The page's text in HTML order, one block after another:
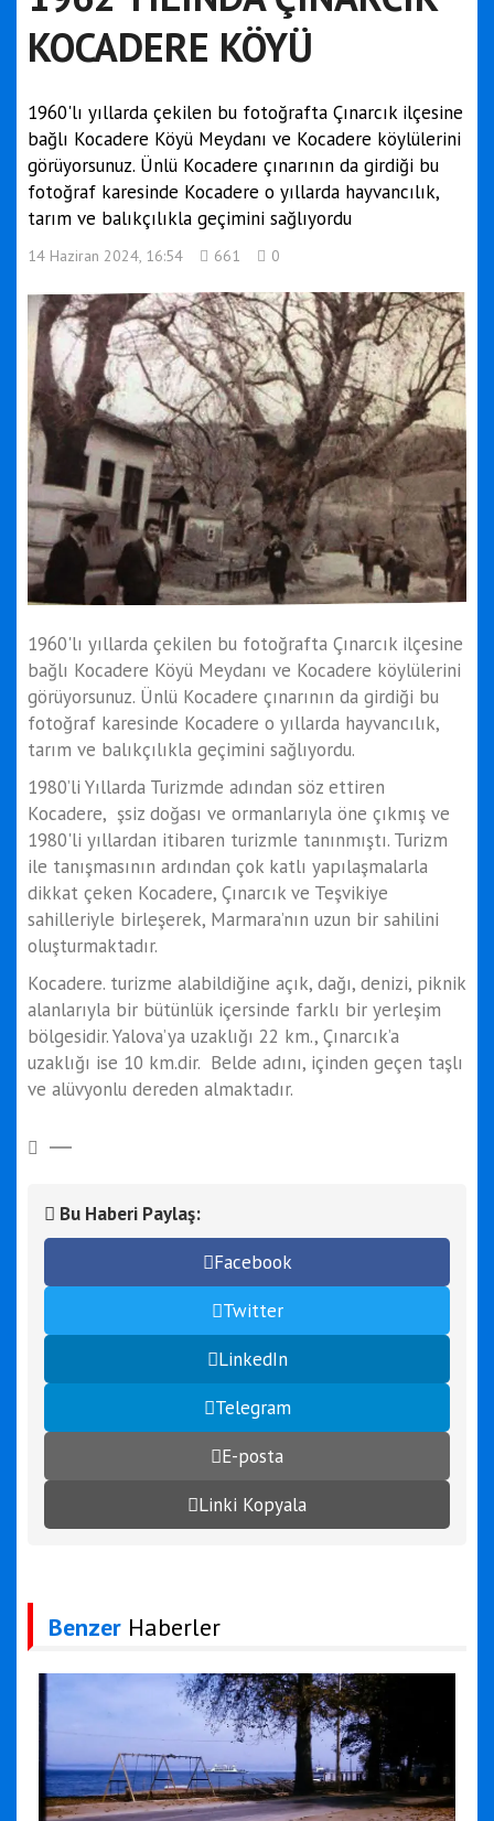
KOCADERE KÖYÜ
1960'lı yıllarda çekilen bu fotoğrafta Çınarcık ilçesine
bağlı Kocadere Köyü Meydanı ve Kocadere köylülerini
görüyorsunuz. Ünlü Kocadere çınarının da girdiği bu
fotoğraf karesinde Kocadere o yıllarda hayvancılık,
tarım ve balıkçılıkla geçimini sağlıyordu
14 Haziran 2024, 16:54 661 0
1960'lı yıllarda çekilen bu fotoğrafta Çınarcık ilçesine
bağlı Kocadere Köyü Meydanı ve Kocadere köylülerini
görüyorsunuz. Ünlü Kocadere çınarının da girdiği bu
fotoğraf karesinde Kocadere o yıllarda hayvancılık,
tarım ve balıkçılıkla geçimini sağlıyordu.
1980’li Yıllarda Turizmde adından söz ettiren
Kocadere, şsiz doğası ve ormanlarıyla öne çıkmış ve
1980'li yıllardan itibaren turizmle tanınmıştı. Turizm
ile tanışmasının ardından çok katlı yapılaşmalarla
dikkat çeken Kocadere, Çınarcık ve Teşvikiye
sahilleriyle birleşerek, Marmara’nın uzun bir sahilini
oluşturmaktadır.
Kocadere. turizme alabildiğine açık, dağı, denizi, piknik
alanlarıyla bir bütünlük içersinde farklı bir yerleşim
bölgesidir. Yalova’ya uzaklığı 22 km., Çınarcık’a
uzaklığı ise 10 km.dir. Belde adını, içinden geçen taşlı
ve alüvyonlu dereden almaktadır.
Bu Haberi Paylaş:
Facebook
Twitter
LinkedIn
Telegram
E-posta
Linki Kopyala
Benzer Haberler